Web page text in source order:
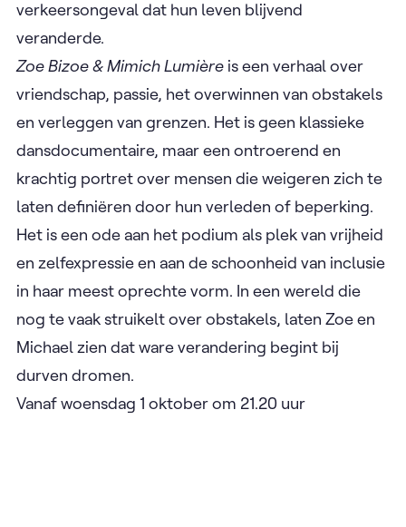
hoorde over de droom van Zoe en Michael, wist ze
dat dit een verhaal was dat ze moest vertellen. Ze
volgt hen tijdens de voorbereidingen en krijgt een
unieke inkijk in hun persoonlijk verhaal. ​
Wat Zoe, Michael en Maaike diep met elkaar
verbindt, is een gedeeld trauma: elk van hen werd
in het verleden geconfronteerd met een zwaar
verkeersongeval dat hun leven blijvend
veranderde. ​
Zoe Bizoe & Mimich Lumièreis een verhaal over
vriendschap, passie, het overwinnen van obstakels
en verleggen van grenzen. Het is geen klassieke
dansdocumentaire, maar een ontroerend en
krachtig portret over mensen die weigeren zich te
laten definiëren door hun verleden of beperking.